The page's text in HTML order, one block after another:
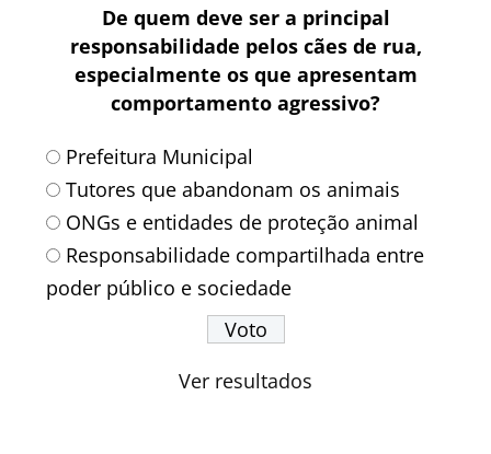
De quem deve ser a principal
responsabilidade pelos cães de rua,
especialmente os que apresentam
comportamento agressivo?
Prefeitura Municipal
Tutores que abandonam os animais
ONGs e entidades de proteção animal
Responsabilidade compartilhada entre
poder público e sociedade
Ver resultados